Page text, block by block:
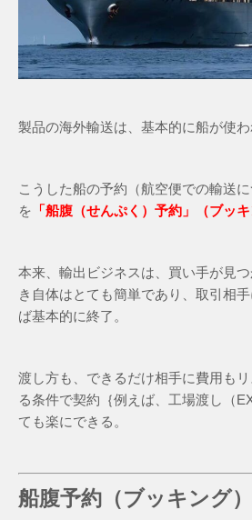
製品の海外輸送は、基本的に船が使わ
こうした船の予約（航空便での輸送
を 「船腹（せんぷく）予約」（ブッキ
本来、輸出ビジネスは、買い手が見
き自体はとても簡単であり、取引相
ば基本的に終了。
渡し方も、できるだけ相手に費用も
る条件で契約｛例えば、工場渡し（
ても楽にできる。
船腹予約（ブッキング